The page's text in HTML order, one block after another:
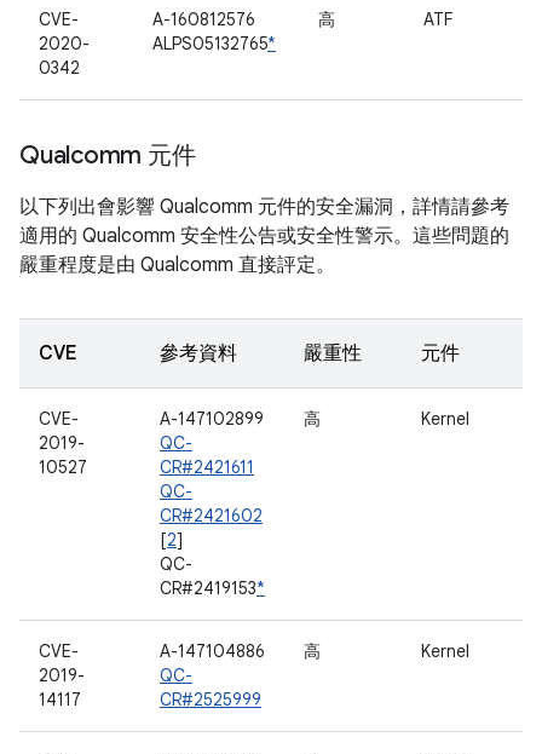
CVE-
2020-
0342
A-160812576
ALPS05132765*
高 ATF
Qualcomm 元件
以下列出會影響 Qualcomm 元件的安全漏洞，詳情請參考
適用的 Qualcomm 安全性公告或安全性警示。這些問題的
嚴重程度是由 Qualcomm 直接評定。
CVE 參考資料 嚴重性 元件
CVE-
2019-
10527
A-147102899
QC-
CR#2421611
QC-
CR#2421602
[2]
QC-
CR#2419153*
高 Kernel
CVE-
2019-
14117
A-147104886
QC-
CR#2525999
高 Kernel